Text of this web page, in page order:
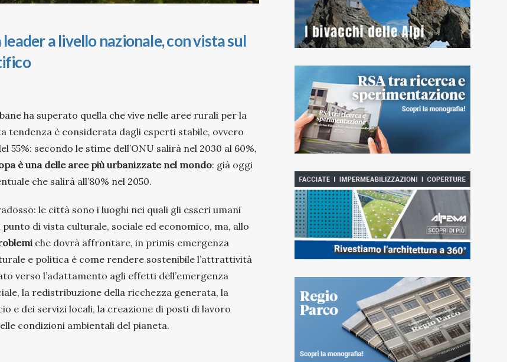
a livello nazionale, con vista sul
ha superato quella che vive nelle aree rurali per la
tendenza è considerata dagli esperti stabile, ovvero
secondo le stime dell’ONU salirà nel 2030 al 60%,
è una delle aree più urbanizzate nel mondo: già oggi
che salirà all’80% nel 2050.
le città sono i luoghi nei quali gli esseri umani
di vista culturale, sociale ed economico, ma, allo
che dovrà affrontare, in primis emergenza
e politica è come rendere sostenibile l’attrattività
verso l’adattamento agli effetti dell’emergenza
la redistribuzione della ricchezza generata, la
e dei servizi locali, la creazione di posti di lavoro
condizioni ambientali del pianeta.